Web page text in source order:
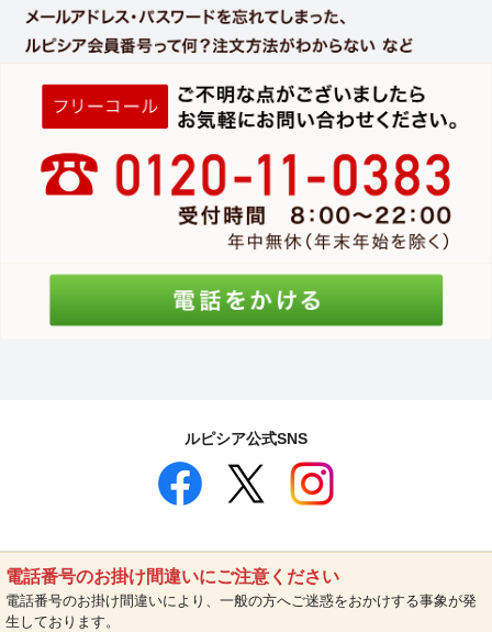
ルピシア公式SNS
電話番号のお掛け間違いにご注意ください
電話番号のお掛け間違いにより、一般の方へご迷惑をおかけする事象が発
生しております。